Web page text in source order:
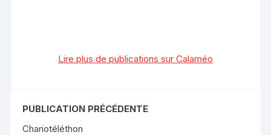
Lire plus de publications sur Calaméo
PUBLICATION PRÉCÉDENTE
Chariotéléthon